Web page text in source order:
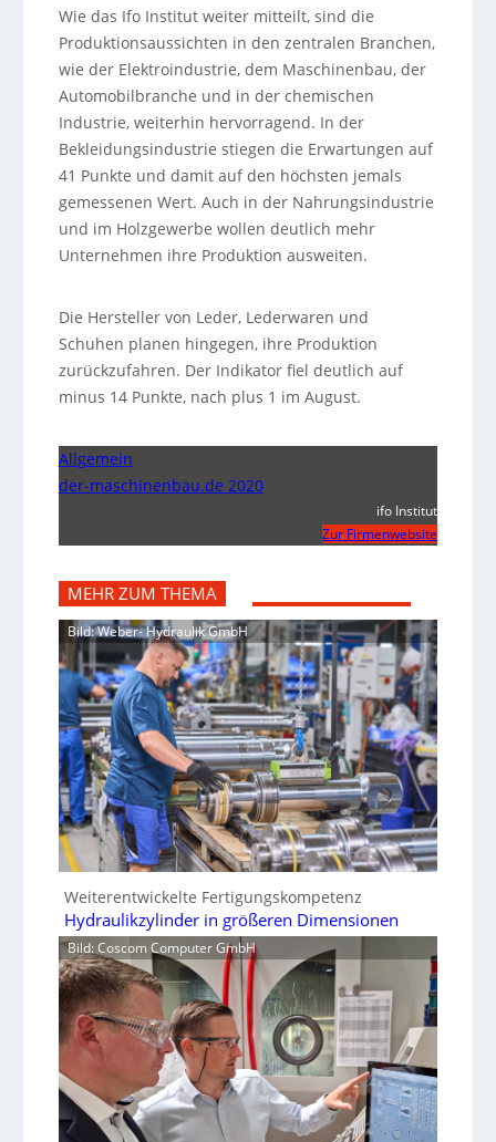
Wie das Ifo Institut weiter mitteilt, sind die
Produktionsaussichten in den zentralen Branchen,
wie der Elektroindustrie, dem Maschinenbau, der
Automobilbranche und in der chemischen
Industrie, weiterhin hervorragend. In der
Bekleidungsindustrie stiegen die Erwartungen auf
41 Punkte und damit auf den höchsten jemals
gemessenen Wert. Auch in der Nahrungsindustrie
und im Holzgewerbe wollen deutlich mehr
Unternehmen ihre Produktion ausweiten.
Die Hersteller von Leder, Lederwaren und
Schuhen planen hingegen, ihre Produktion
zurückzufahren. Der Indikator fiel deutlich auf
minus 14 Punkte, nach plus 1 im August.
Allgemein
der-maschinenbau.de 2020
ifo Institut
Zur Firmenwebsite
MEHR ZUM THEMA
Bild: Weber- Hydraulik GmbH
Weiterentwickelte Fertigungskompetenz
Hydraulikzylinder in größeren Dimensionen
Bild: Coscom Computer GmbH